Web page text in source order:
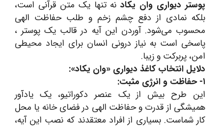
پوستر دیواری وان یکاد نه تنها یک متن قرآنی است،
بلکه نمادی از دفع چشم زخم و طلب حفاظت الهی
محسوب می‌شود. آوردن این آیه در قالب یک پوستر ،
پاسخی است به نیاز درونی انسان برای ایجاد محیطی
امن، پربرکت و زیبا.
دلایل انتخاب کاغذ دیواری «وان یکاد»:
۱- حفاظت و انرژی مثبت:
این طرح بیش از یک عنصر دکوراتیو، یک یادآور
همیشگی از قدرت و حفاظت الهی در فضای خانه یا محل
کار شماست. بسیاری از افراد معتقدند که نصب این آیه،